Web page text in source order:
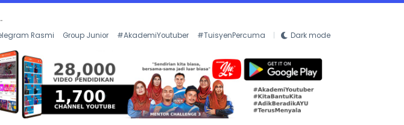
Rasmi Group Junior #AkademiYoutuber #TuisyenPercuma Dark mode